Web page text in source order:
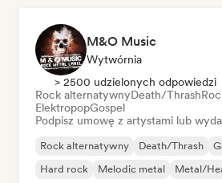
M&O Music
Wytwórnia
> 2500 udzielonych odpowiedzi
Rock alternatywnyDeath/Thrash
ElektropopGospel
Podpisz umowę z artystami lub
Rock alternatywny Death/Thrash
Hard rock
Melodic metal Metal/